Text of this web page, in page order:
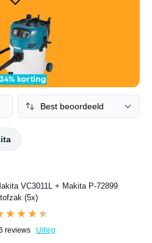
goed de aanbiedingen zijn.
de product reviews, de
prijs die je uiteindelijk betaalt.
Makita stofzuiger
ga de top-10 af voor de beste
vind je een compleet
stofzuiger aanbiedingen van
VC3011L + Makita P-72899
(5x)
reviews Uitleg